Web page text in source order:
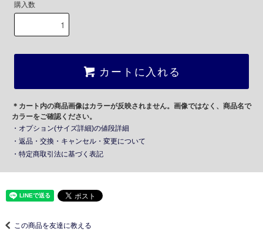
購入数
カートに入れる
＊カート内の商品画像はカラーが反映されません。画像ではなく、商品名で
カラーをご確認ください。
・オプション(サイズ詳細)の値段詳細
・返品・交換・キャンセル・変更について
・特定商取引法に基づく表記
この商品を友達に教える